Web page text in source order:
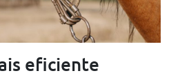
eficiente